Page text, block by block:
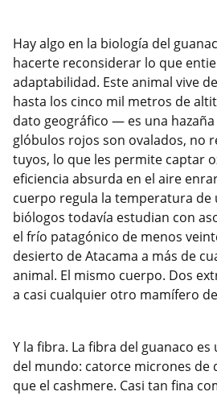
Hay algo en la biología del
hacerte reconsiderar lo que
adaptabilidad. Este animal vive
hasta los cinco mil metros de
dato geográfico — es una hazaña
glóbulos rojos son ovalados, no
tuyos, lo que les permite captar
eficiencia absurda en el aire
cuerpo regula la temperatura de
biólogos todavía estudian con
el frío patagónico de menos
desierto de Atacama a más de
animal. El mismo cuerpo. Dos
a casi cualquier otro mamífero
Y la fibra. La fibra del guanaco es
del mundo: catorce micrones de
que el cashmere. Casi tan fina